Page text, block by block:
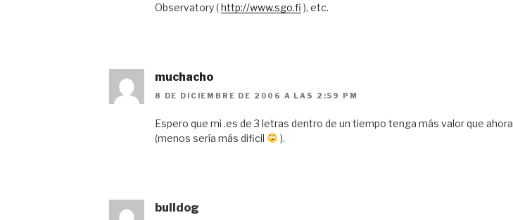
Observatory (http://www.sgo.fi ), etc.
muchacho
8 DE DICIEMBRE DE 2006 A LAS 2:59 PM
Espero que mi .es de 3 letras dentro de un tiempo tenga más valor que ahora
(menos sería más dificil
).
bulldog